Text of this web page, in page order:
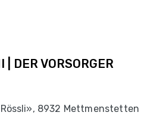
| DER VORSORGER
8932 Mettmenstetten